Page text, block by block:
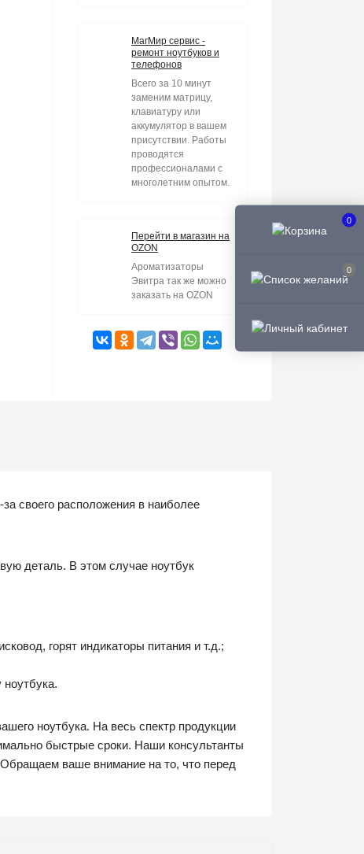
0
0
МагМир сервис -
ремонт ноутбуков и
телефонов
Всего за 10 минут
заменим матрицу,
клавиатуру или
аккумулятор в вашем
присутствии. Работы
проводятся
профессионалами с
многолетним опытом.
Перейти в магазин на
OZON
Ароматизаторы
Эвитра так же можно
заказать на OZON
своего расположения в наиболее
деталь. В этом случае ноутбук
горят индикаторы питания и т.д.;
ноутбука.
ноутбука. На весь спектр продукции
быстрые сроки. Наши консультанты
ваше внимание на то, что перед